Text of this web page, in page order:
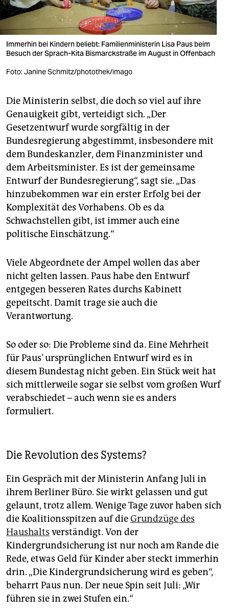
Immerhin bei Kindern beliebt: Familienministerin Lisa Paus beim
Besuch der Sprach-Kita Bismarckstraße im August in Offenbach
Foto: Janine Schmitz/photothek/imago
Die Ministerin selbst, die doch so viel auf ihre
Genauigkeit gibt, verteidigt sich. „Der
Gesetzentwurf wurde sorgfältig in der
Bundesregierung abgestimmt, insbesondere mit
dem Bundeskanzler, dem Finanzminister und
dem Arbeitsminister. Es ist der gemeinsame
Entwurf der Bundesregierung“, sagt sie. „Das
hinzubekommen war ein erster Erfolg bei der
Komplexität des Vorhabens. Ob es da
Schwachstellen gibt, ist immer auch eine
politische Einschätzung.“
Viele Abgeordnete der Ampel wollen das aber
nicht gelten lassen. Paus habe den Entwurf
entgegen besseren Rates durchs Kabinett
gepeitscht. Damit trage sie auch die
Verantwortung.
So oder so: Die Probleme sind da. Eine Mehrheit
für Paus’ ursprünglichen Entwurf wird es in
diesem Bundestag nicht geben. Ein Stück weit hat
sich mittlerweile sogar sie selbst vom großen Wurf
verabschiedet – auch wenn sie es anders
formuliert.
Die Revolution des Systems?
Ein Gespräch mit der Ministerin Anfang Juli in
ihrem Berliner Büro. Sie wirkt gelassen und gut
gelaunt, trotz allem. Wenige Tage zuvor haben sich
die Koalitionsspitzen auf dieGrundzüge des
Haushalts verständigt. Von der
Kindergrundsicherung ist nur noch am Rande die
Rede, etwas Geld für Kinder aber steckt immerhin
drin. „Die Kindergrundsicherung wird es geben“,
beharrt Paus nun. Der neue Spin seit Juli: „Wir
führen sie in zwei Stufen ein.“